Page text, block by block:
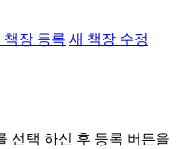
책장 등록 새 책장 수정
선택 하신 후 등록 버튼을